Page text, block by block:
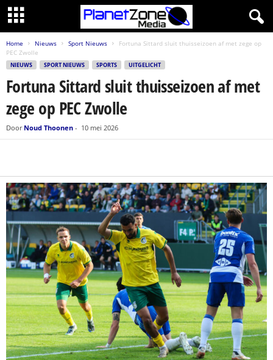
Home Nieuws Sport Nieuws
Fortuna Sittard sluit thuisseizoen af met zege op
PEC Zwolle
NIEUWS SPORT NIEUWS SPORTS UITGELICHT
Fortuna Sittard sluit thuisseizoen af met
zege op PEC Zwolle
Door Noud Thoonen - 10 mei 2026